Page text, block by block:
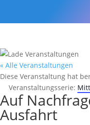
« Alle Veranstaltungen
Diese Veranstaltung hat
Veranstaltungsserie:
Auf
Ausfahrt